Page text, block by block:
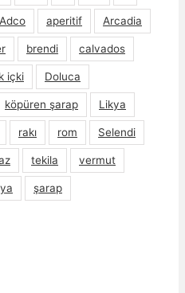
Adco aperitif Arcadia
brendi calvados
içki Doluca
köpüren şarap Likya
rakı rom Selendi
tekila vermut
şarap